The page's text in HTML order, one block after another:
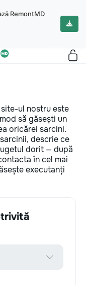
RemontMD
site-ul nostru este
să găsești un
oricărei sarcini.
descrie ce
dorit — după
în cel mai
executanți